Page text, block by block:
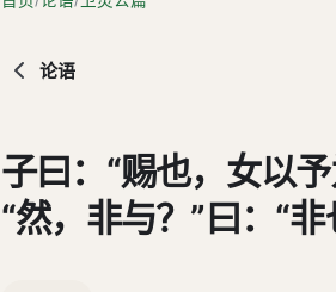
论语
子曰：“赐也，女以
“然，非与？”曰：“